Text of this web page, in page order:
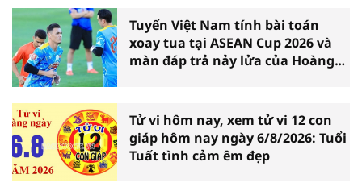
Tuyển Việt Nam tính bài toán
xoay tua tại ASEAN Cup 2026 và
màn đáp trả nảy lửa của Hoàng
Tử vi hôm nay, xem tử vi 12 con
giáp hôm nay ngày 6/8/2026: Tuổi
Tuất tình cảm êm đẹp